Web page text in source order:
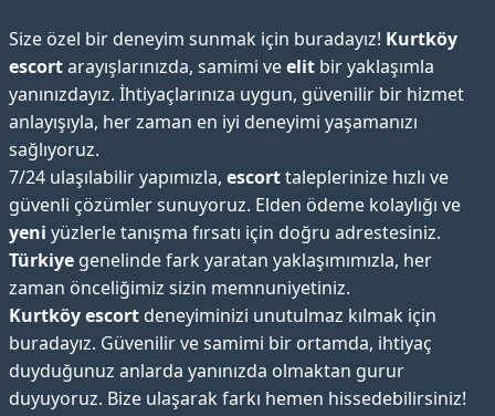
Size özel bir deneyim sunmak için buradayız! Kurtköy
escortarayışlarınızda, samimi veelit bir yaklaşımla
yanınızdayız. İhtiyaçlarınıza uygun, güvenilir bir hizmet
anlayışıyla, her zaman en iyi deneyimi yaşamanızı
sağlıyoruz.
7/24 ulaşılabilir yapımızla, escorttaleplerinize hızlı ve
güvenli çözümler sunuyoruz. Elden ödeme kolaylığı ve
yeni yüzlerle tanışma fırsatı için doğru adrestesiniz.
Türkiye genelinde fark yaratan yaklaşımımızla, her
zaman önceliğimiz sizin memnuniyetiniz.
Kurtköy escort deneyiminizi unutulmaz kılmak için
buradayız. Güvenilir ve samimi bir ortamda, ihtiyaç
duyduğunuz anlarda yanınızda olmaktan gurur
duyuyoruz. Bize ulaşarak farkı hemen hissedebilirsiniz!